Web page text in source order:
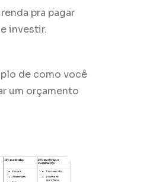
pra pagar
investir.
de como você
um orçamento